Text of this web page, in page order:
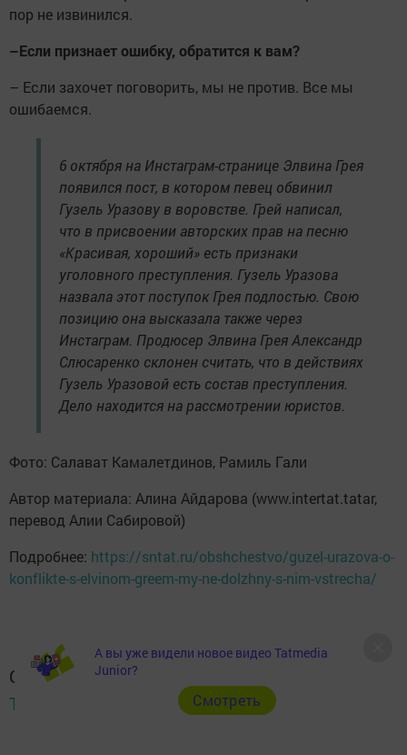
пор не извинился.
–Если признает ошибку, обратится к вам?
– Если захочет поговорить, мы не против. Все мы
ошибаемся.
6 октября на Инстаграм-странице Элвина Грея
появился пост, в котором певец обвинил
Гузель Уразову в воровстве. Грей написал,
что в присвоении авторских прав на песню
«Красивая, хороший» есть признаки
уголовного преступления. Гузель Уразова
назвала этот поступок Грея подлостью. Свою
позицию она высказала также через
Инстаграм. Продюсер Элвина Грея Александр
Слюсаренко склонен считать, что в действиях
Гузель Уразовой есть состав преступления.
Дело находится на рассмотрении юристов.
Фото: Салават Камалетдинов, Рамиль Гали
Автор материала: Алина Айдарова (www.intertat.tatar,
перевод Алии Сабировой)
Подробнее: https://sntat.ru/obshchestvo/guzel-urazova-o-
konflikte-s-elvinom-greem-my-ne-dolzhny-s-nim-vstrecha/
Следите за самым важным и интересным в
Telegram-канале
Татмедиа
А вы уже видели новое видео Tatmedia
Junior?
Cмотреть